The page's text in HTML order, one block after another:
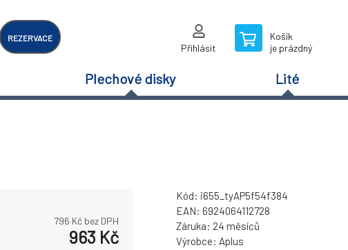
REZERVACE
Přihlásit
Košík
je prázdný
Plechové disky Lité
796 Kč bez DPH
963 Kč
Kód: i655_tyAP5f54f384
EAN: 6924064112728
Záruka: 24 měsíců
Výrobce: Aplus